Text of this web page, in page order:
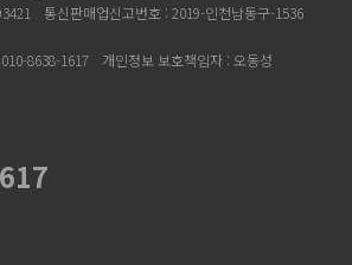
통신판매업신고번호 : 2019-인천남동구-1536
8638-1617
개인정보 보호책임자 : 오동성